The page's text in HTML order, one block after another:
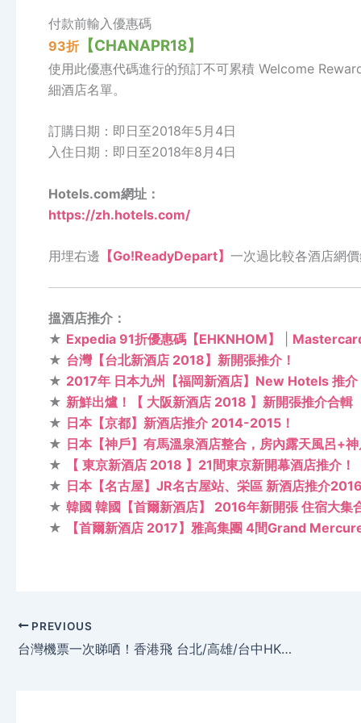
付款前輸入優惠碼
93折 【CHANAPR18】
使用此優惠代碼進行的預訂不可累積 Welcome
細酒店名單。
訂購日期：即日至2018年5月4日
入住日期：即日至2018年8月4日
Hotels.com網址：
https://zh.hotels.com/
用埋右邊 【Go!ReadyDepart】 一次過比較各酒店網
搵酒店推介：
★ Expedia 91折優惠碼【EHKNHOM】
★ 台灣【台北新酒店 2018】新開張推介！
★ 2017年 日本九州【福岡新酒店】New Hotels 推介
★ 新鮮出爐！【 大阪新酒店 2018 】新開張推介合輯
★ 日本【京都】新酒店推介 2014-2015！
★ 日本【神戶】有馬溫泉酒店整合，房內露天風呂+
★
【 東京新酒店 2018 】21間東京新開幕酒店推介！
★ 日本【名古屋】JR名古屋站、栄區 新酒店推介
★ 韓國 韓國【首爾新酒店】 2016年新開張 住宿大集
★
【首爾新酒店 2017】雅高集團 4間Grand
PREVIOUS
台灣機票一次睇哂！香港飛 台北/高雄/台中HK$768起 – 華航/國泰/長榮/港龍